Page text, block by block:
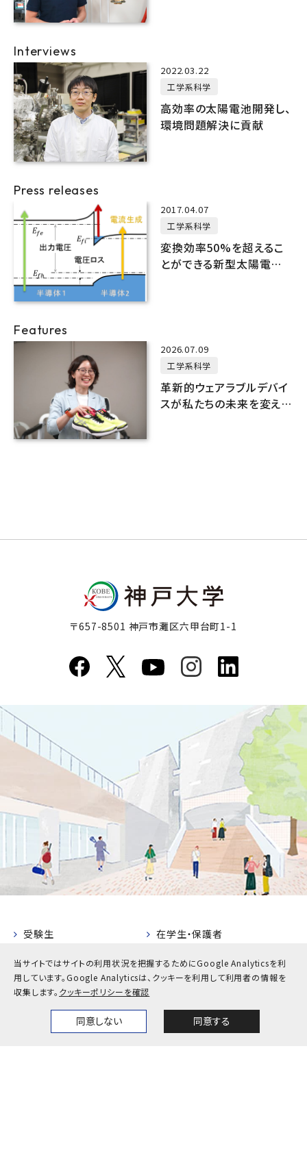
当サイトではサイトの利用状況を把握するためにGoogle Analyticsを利
用しています。Google Analyticsは、クッキーを利用して利用者の情報を
収集します。 クッキーポリシーを確認
同意しない 同意する
News Themes
Interviews
2022.03.22
工学系科学
高効率の太陽電池開発し、
環境問題解決に貢献
Press releases
2017.04.07
工学系科学
変換効率50%を超えるこ
とができる新型太陽電池
Features
2026.07.09
工学系科学
革新的ウェアラブルデバイ
スが私たちの未来を変え
〒657-8501 神戸市灘区六甲台町1-1
受験生
在学生・保護者
卒業生
企業・地域の方
教職員
お問い合わせ
アクセス
採用情報
公式SNS一覧